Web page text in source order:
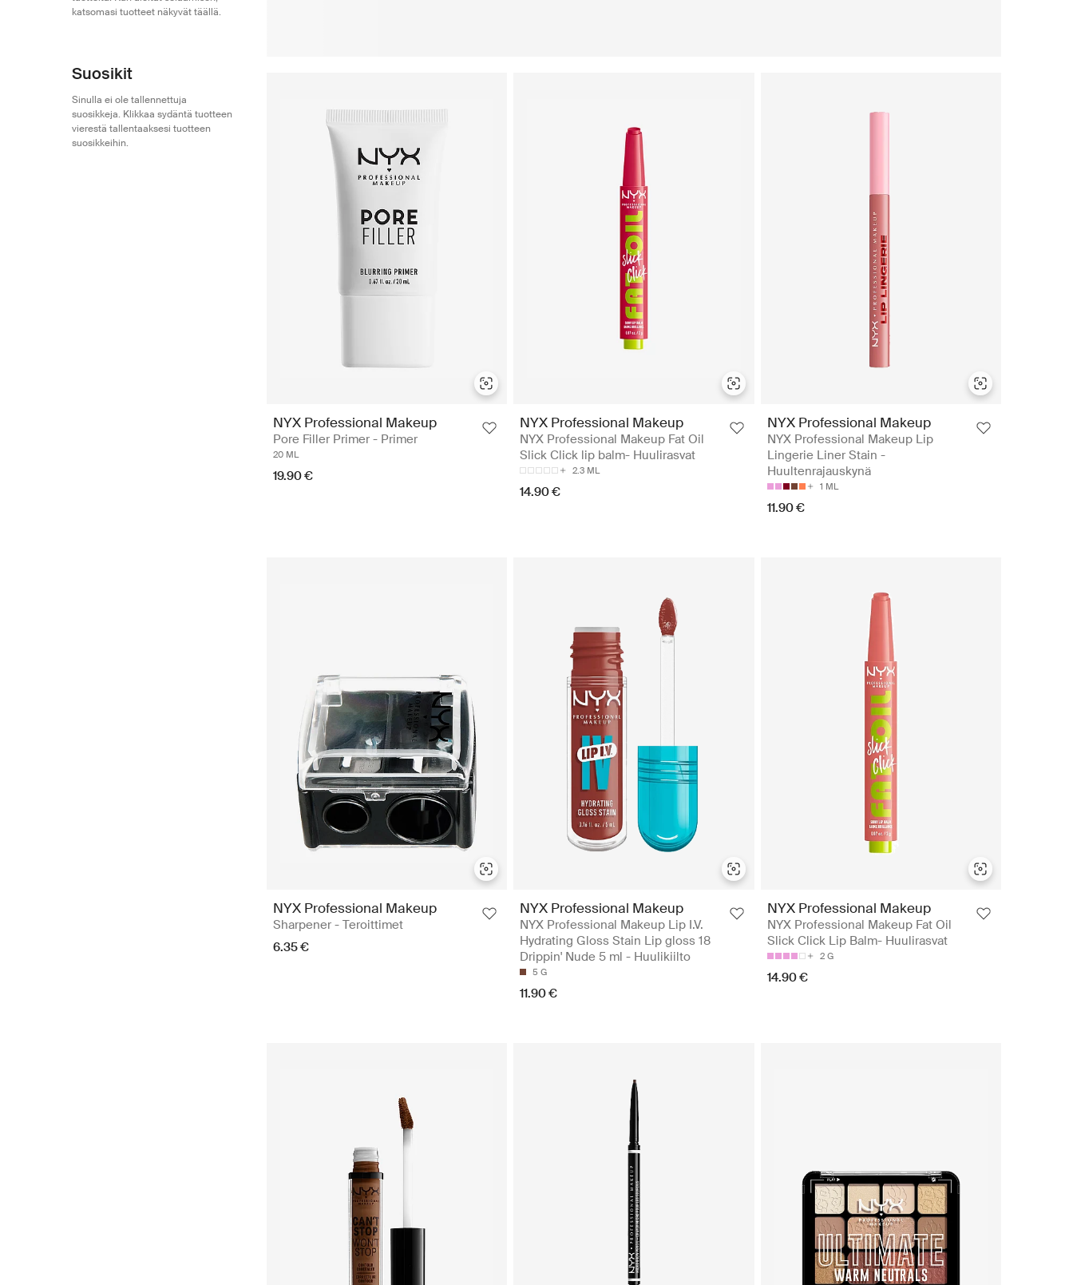
katsomasi tuotteet näkyvät täällä.
Suosikit
Sinulla ei ole tallennettuja
suosikkeja. Klikkaa sydäntä tuotteen
vierestä tallentaaksesi tuotteen
suosikkeihin.
NYX Professional Makeup
Pore Filler Primer - Primer
20 ML
19.90 €
NYX Professional Makeup
NYX Professional Makeup Fat Oil
Slick Click lip balm- Huulirasvat
2.3 ML
14.90 €
NYX Professional Makeup
NYX Professional Makeup Lip
Lingerie Liner Stain -
Huultenrajauskynä
1 ML
11.90 €
NYX Professional Makeup
Sharpener - Teroittimet
6.35 €
NYX Professional Makeup
NYX Professional Makeup Lip I.V.
Hydrating Gloss Stain Lip gloss 18
Drippin' Nude 5 ml - Huulikiilto
5 G
11.90 €
NYX Professional Makeup
NYX Professional Makeup Fat Oil
Slick Click Lip Balm- Huulirasvat
2 G
14.90 €